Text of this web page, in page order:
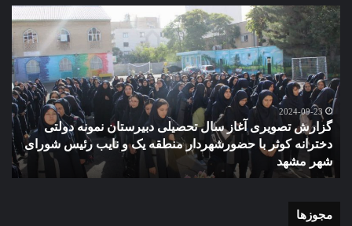
گزارش
تصویری
آغاز
سال
تحصیلی
دبیرستان
نمونه
دولتی
دخترانه
کوثر
با
2024-09-23
گزارش تصویری آغاز سال تحصیلی دبیرستان نمونه دولتی
دخترانه کوثر با حضورشهردار منطقه یک و نایب رئیس شورای
شهر مشهد
مجوزها